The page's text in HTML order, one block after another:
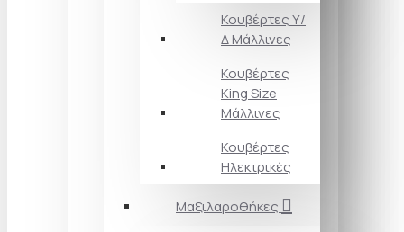
Κουβέρτες Υ/
Δ Μάλλινες
Κουβέρτες
King Size
Μάλλινες
Κουβέρτες
Ηλεκτρικές
Μαξιλαροθήκες